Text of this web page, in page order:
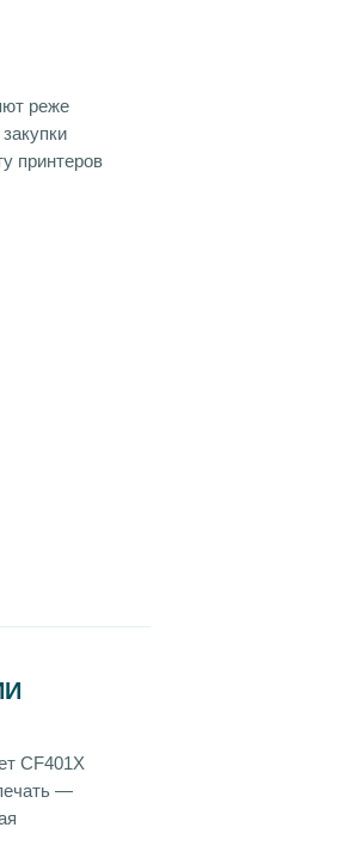
реже
принтеров
CF401X
—